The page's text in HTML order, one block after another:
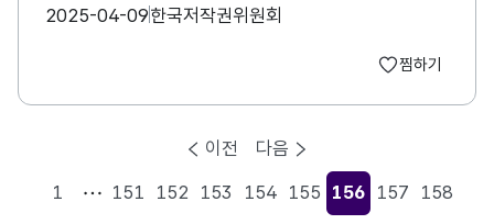
등록일
2025-04-09수집기관한국저작권위원회
찜하기
이전
1
151 152 153 154 155
현재페이지
156 157
158
다음